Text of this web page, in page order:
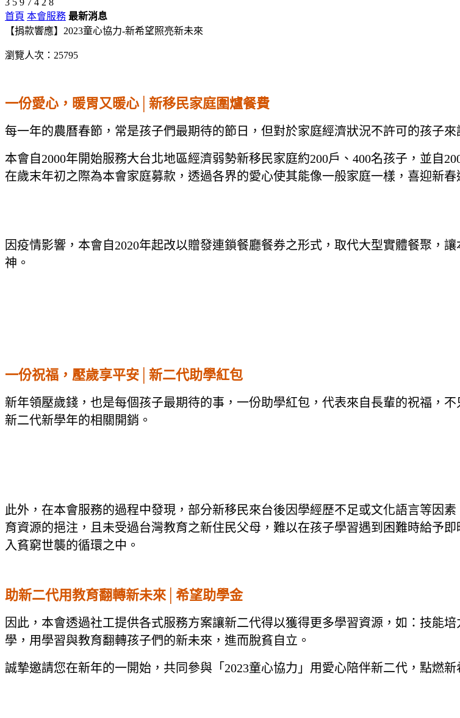
首頁 本會服務 最新消息
【捐款響應】2023童心協力-新希望照亮新未來
瀏覽人次：25795
一份愛心，暖胃又暖心│新移民家庭圍爐餐費
每一年的農曆春節，常是孩子們最期待的節日，但對於家庭經濟狀況不許可的孩子
本會自2000年開始服務大台北地區經濟弱勢新移民家庭約200戶、400名孩子，並自
在歲末年初之際為本會家庭募款，透過各界的愛心使其能像一般家庭一樣，喜迎新春
因疫情影響，本會自2020年起改以贈發連鎖餐廳餐券之形式，取代大型實體餐聚，
神。
一份祝福，壓歲享平安│新二代助學紅包
新年領壓歲錢，也是每個孩子最期待的事，一份助學紅包，代表來自長輩的祝福，
新二代新學年的相關開銷。
此外，在本會服務的過程中發現，部分新移民來台後因學經歷不足或文化語言等因
育資源的挹注，且未受過台灣教育之新住民父母，難以在孩子學習遇到困難時給予
入貧窮世襲的循環之中。
助新二代用教育翻轉新未來│希望助學金
因此，本會透過社工提供各式服務方案讓新二代得以獲得更多學習資源，如：技能
學，用學習與教育翻轉孩子們的新未來，進而脫貧自立。
誠摯邀請您在新年的一開始，共同參與「2023童心協力」用愛心陪伴新二代，點燃新